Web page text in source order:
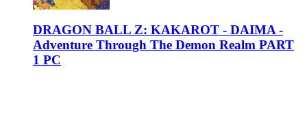
DRAGON BALL Z: KAKAROT - DAIMA -
Adventure Through The Demon Realm PART
1 PC